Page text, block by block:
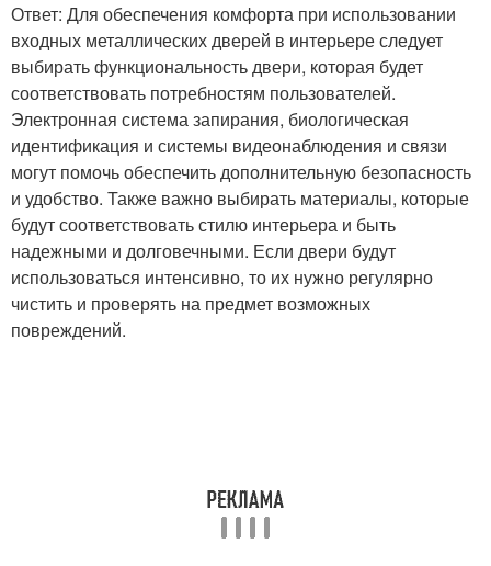
Ответ: Для обеспечения комфорта при использовании
входных металлических дверей в интерьере следует
выбирать функциональность двери, которая будет
соответствовать потребностям пользователей.
Электронная система запирания, биологическая
идентификация и системы видеонаблюдения и связи
могут помочь обеспечить дополнительную безопасность
и удобство. Также важно выбирать материалы, которые
будут соответствовать стилю интерьера и быть
надежными и долговечными. Если двери будут
использоваться интенсивно, то их нужно регулярно
чистить и проверять на предмет возможных
повреждений.